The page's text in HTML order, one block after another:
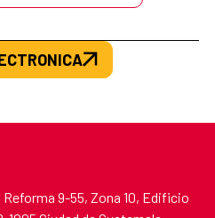
Reforma 9-55, Zona 10, Edificio